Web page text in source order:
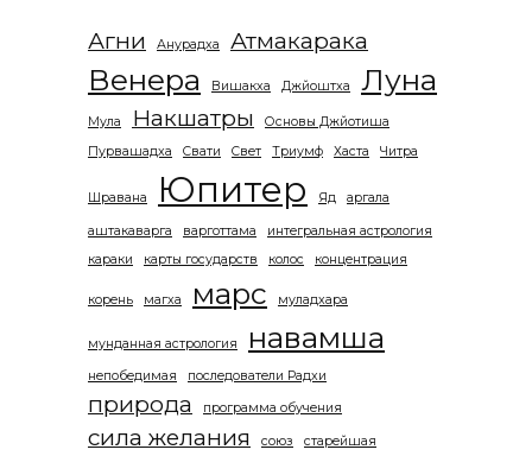
Агни Анурадха Атмакарака
Венера Вишакха Джйоштха Луна
Мула Накшатры
Основы Джйотиша
Пурвашадха
Свати Свет Триумф Хаста Читра
Шравана Юпитер Яд аргала
аштакаварга варготтама
интегральная астрология
караки
карты государств колос концентрация
корень магха марс муладхара
мунданная астрология навамша
непобедимая последователи Радхи
природа программа обучения
сила желания союз
старейшая